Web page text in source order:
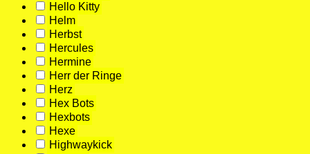
Hello Kitty
Helm
Herbst
Hercules
Hermine
Herr der Ringe
Herz
Hex Bots
Hexbots
Hexe
Highwaykick